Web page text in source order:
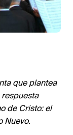
que plantea
de Cristo: el
Nuevo.